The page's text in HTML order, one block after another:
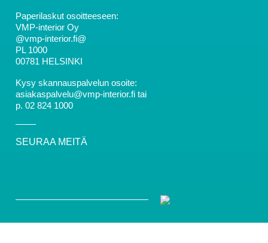
Paperilaskut osoitteeseen:
VMP-interior Oy
@vmp-interior.fi@
PL 1000
00781 HELSINKI
Kysy skannauspalvelun osoite:
asiakaspalvelu@vmp-interior.fi tai
p. 02 824 1000
SEURAA MEITÄ